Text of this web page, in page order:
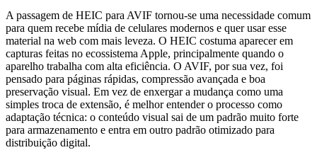
A passagem de HEIC para AVIF tornou-se uma necessidade comum
para quem recebe mídia de celulares modernos e quer usar esse
material na web com mais leveza. O HEIC costuma aparecer em
capturas feitas no ecossistema Apple, principalmente quando o
aparelho trabalha com alta eficiência. O AVIF, por sua vez, foi
pensado para páginas rápidas, compressão avançada e boa
preservação visual. Em vez de enxergar a mudança como uma
simples troca de extensão, é melhor entender o processo como
adaptação técnica: o conteúdo visual sai de um padrão muito forte
para armazenamento e entra em outro padrão otimizado para
distribuição digital.